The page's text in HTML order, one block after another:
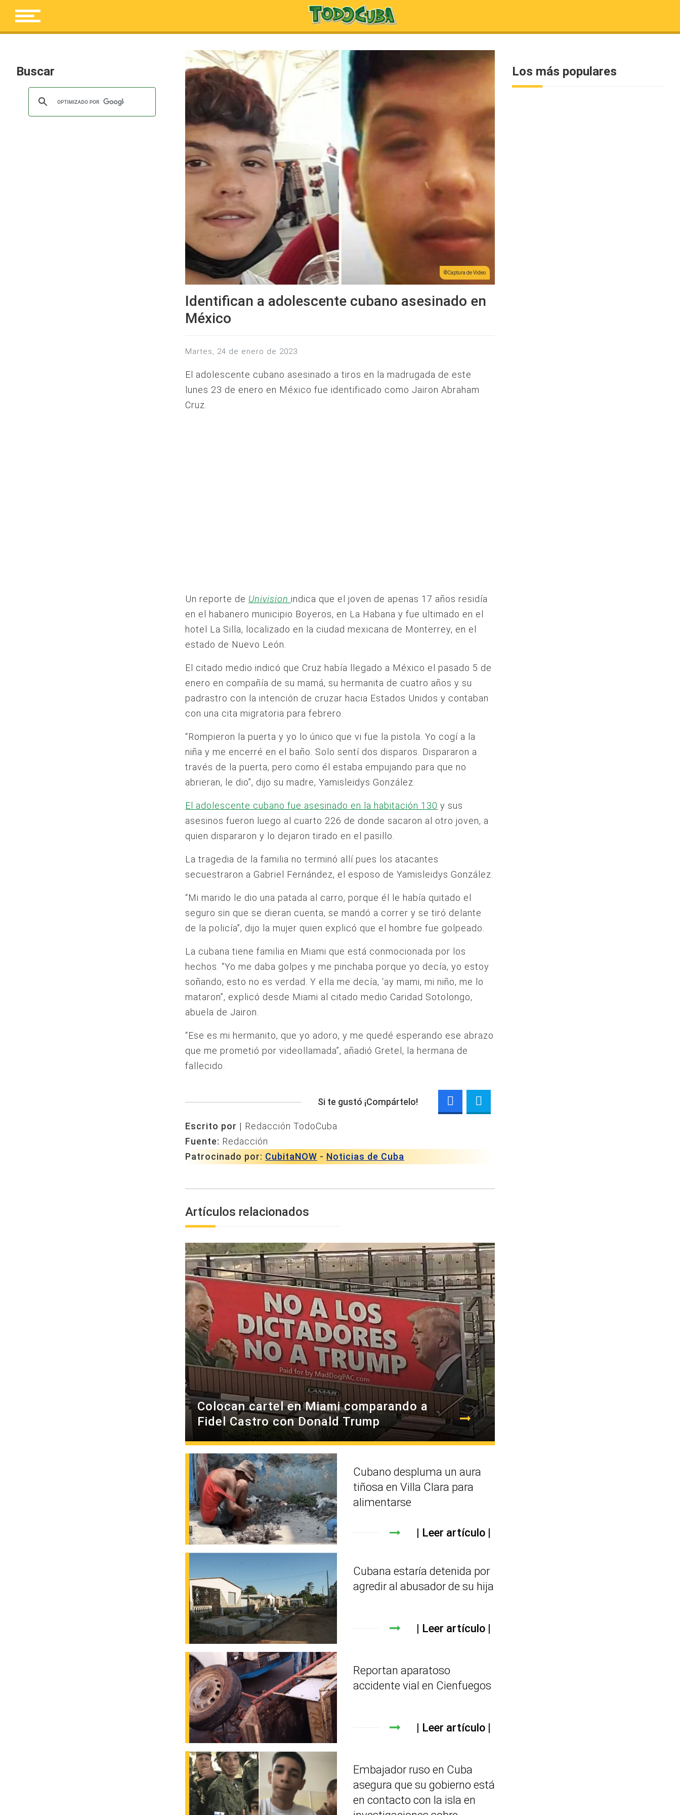
Buscar
Captura de Video
Identifican a adolescente cubano asesinado en
México
martes, 24 de enero de 2023
El adolescente cubano asesinado a tiros en la madrugada de este
lunes 23 de enero en México fue identificado como Jairon Abraham
Cruz.
Un reporte de Univision indica que el joven de apenas 17 años residía
en el habanero municipio Boyeros, en La Habana y fue ultimado en el
hotel La Silla, localizado en la ciudad mexicana de Monterrey, en el
estado de Nuevo León.
El citado medio indicó que Cruz había llegado a México el pasado 5 de
enero en compañía de su mamá, su hermanita de cuatro años y su
padrastro con la intención de cruzar hacia Estados Unidos y contaban
con una cita migratoria para febrero.
“Rompieron la puerta y yo lo único que vi fue la pistola. Yo cogí a la
niña y me encerré en el baño. Solo sentí dos disparos. Dispararon a
través de la puerta, pero como él estaba empujando para que no
abrieran, le dio”, dijo su madre, Yamisleidys González.
El adolescente cubano fue asesinado en la habitación 130 y sus
asesinos fueron luego al cuarto 226 de donde sacaron al otro joven, a
quien dispararon y lo dejaron tirado en el pasillo.
La tragedia de la familia no terminó allí pues los atacantes
secuestraron a Gabriel Fernández, el esposo de Yamisleidys González.
“Mi marido le dio una patada al carro, porque él le había quitado el
seguro sin que se dieran cuenta, se mandó a correr y se tiró delante
de la policía”, dijo la mujer quien explicó que el hombre fue golpeado.
La cubana tiene familia en Miami que está conmocionada por los
hechos. “Yo me daba golpes y me pinchaba porque yo decía, yo estoy
soñando, esto no es verdad. Y ella me decía, ‘ay mami, mi niño, me lo
mataron”, explicó desde Miami al citado medio Caridad Sotolongo,
abuela de Jairon.
“Ese es mi hermanito, que yo adoro, y me quedé esperando ese abrazo
que me prometió por videollamada”, añadió Gretel, la hermana de
fallecido.
Si te gustó ¡Compártelo!
Escrito por | Redacción TodoCuba
Fuente: Redacción
Patrocinado por: CubitaNOW - Noticias de Cuba
Artículos relacionados
Colocan cartel en Miami comparando a
Fidel Castro con Donald Trump
Cubano despluma un aura
tiñosa en Villa Clara para
alimentarse
Leer artículo
Cubana estaría detenida por
agredir al abusador de su hija
Leer artículo
Reportan aparatoso
accidente vial en Cienfuegos
Leer artículo
Embajador ruso en Cuba
asegura que su gobierno está
en contacto con la isla en
Los más populares